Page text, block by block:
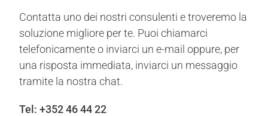
Contatta uno dei nostri consulenti e troveremo la
soluzione migliore per te. Puoi chiamarci
telefonicamente o inviarci un e-mail oppure, per
una risposta immediata, inviarci un messaggio
tramite la nostra chat.
Tel: +352 46 44 22